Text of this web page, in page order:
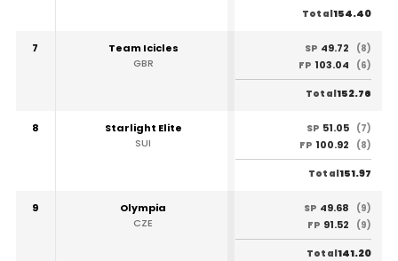
Total154.40
7
Team Icicles
GBR
SP 49.72
(8)
FP 103.04 (6)
Total152.76
8
Starlight Elite
SUI
SP 51.05 (7)
FP 100.92 (8)
Total151.97
9
Olympia
CZE
SP 49.68
(9)
FP 91.52 (9)
Total141.20